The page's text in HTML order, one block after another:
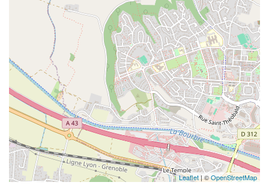
Leaflet| ©OpenStreetMap